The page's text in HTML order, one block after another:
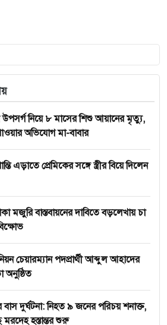
উপসর্গ নিয়ে ৮ মাসের শিশু আয়ানের মৃত্যু,
অভিযোগ মা-বাবার
এড়াতে প্রেমিকের সঙ্গে স্ত্রীর বিয়ে দিলেন
মজুরি বাস্তবায়নের দাবিতে বড়লেখায় চা
চেয়ারম্যান পদপ্রার্থী আব্দুল আহাদের
অনুষ্ঠিত
দুর্ঘটনা: নিহত ৯ জনের পরিচয় শনাক্ত,
হস্তান্তর শুরু